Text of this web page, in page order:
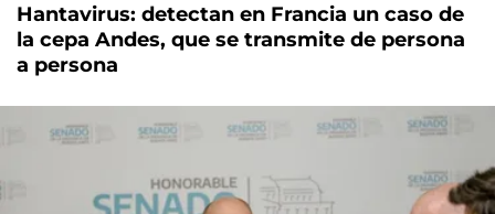
Hantavirus: detectan en Francia un caso de
la cepa Andes, que se transmite de persona
a persona